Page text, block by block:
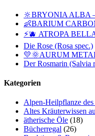
🔆BRYONIA ALBA
👶BARIUM
⚡🫐 ATROPA
Die Rose (Rosa spec.)
💛🌞AURUM
Der Rosmarin (Salvia
Kategorien
Alpen-Heilpflanze des
Altes Kräuterwissen
ätherische Öle (18)
Bücherregal (26)